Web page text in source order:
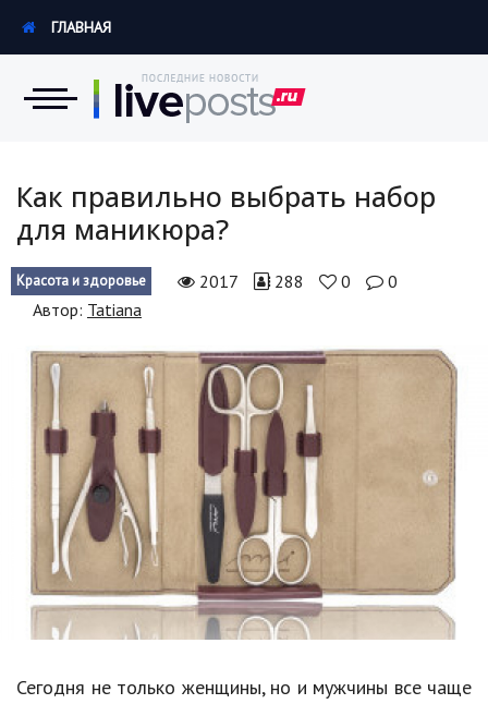
Экономика
Происшествия
Россия
Наука и техника
Политика
Образование
В мире
Культура
Авто, мото
Спорт
ГЛАВНАЯ
Как правильно выбрать набор
для маникюра?
Красота и здоровье 2017 288 0
0
Автор: Tatiana
Сегодня не только женщины, но и мужчины все чаще